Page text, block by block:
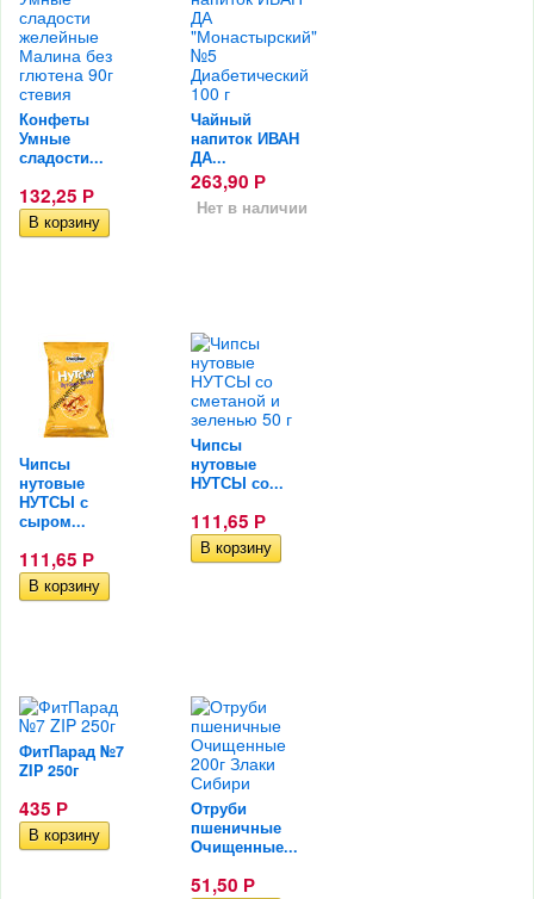
Конфеты
Умные
сладости...
132,25 Р
Чайный
напиток ИВАН
ДА...
263,90 Р
Нет в наличии
Чипсы
нутовые
НУТСЫ с
сыром...
111,65 Р
Чипсы
нутовые
НУТСЫ со...
111,65 Р
ФитПарад №7
ZIP 250г
435 Р
Отруби
пшеничные
Очищенные...
51,50 Р